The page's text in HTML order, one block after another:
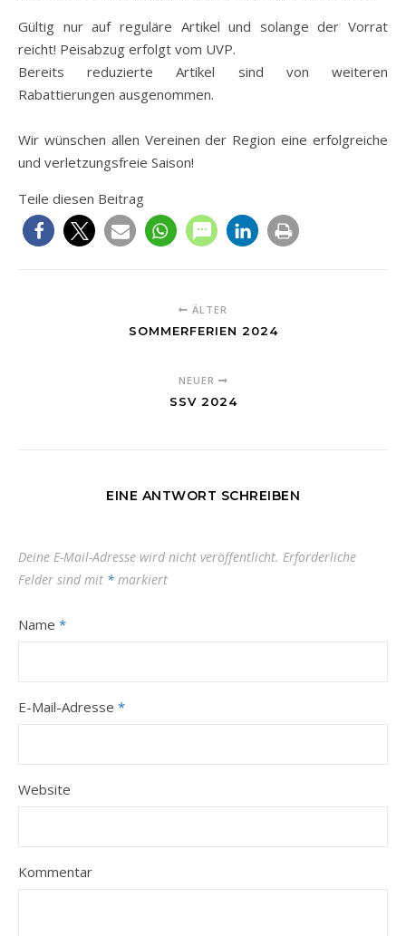
Gültig nur auf reguläre Artikel und solange der Vorrat
reicht! Peisabzug erfolgt vom UVP.
Bereits reduzierte Artikel sind von weiteren
Rabattierungen ausgenommen.
Wir wünschen allen Vereinen der Region eine erfolgreiche
und verletzungsfreie Saison!
Teile diesen Beitrag
ÄLTER
SOMMERFERIEN 2024
NEUER
SSV 2024
EINE ANTWORT SCHREIBEN
Deine E-Mail-Adresse wird nicht veröffentlicht. Erforderliche
Felder sind mit * markiert
Name *
E-Mail-Adresse *
Website
Kommentar